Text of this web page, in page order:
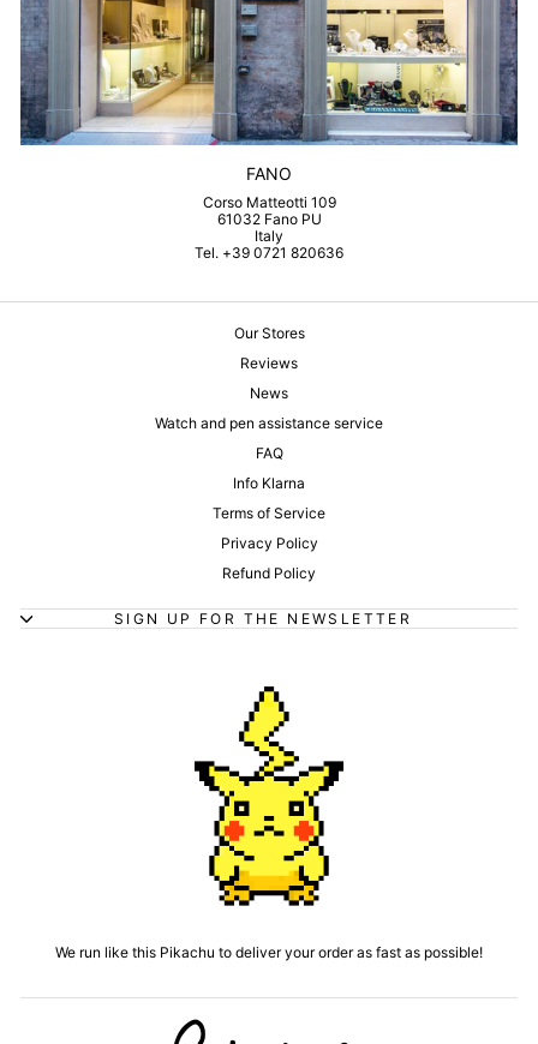
FANO
Corso Matteotti 109
61032 Fano PU
Italy
Tel. +39 0721 820636
Our Stores
Reviews
News
Watch and pen assistance service
FAQ
Info Klarna
Terms of Service
Privacy Policy
Refund Policy
SIGN UP FOR THE NEWSLETTER
We run like this Pikachu to deliver your order as fast as possible!